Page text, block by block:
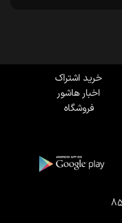
خرید اشتراک
اخبار هاشور
فروشگاه